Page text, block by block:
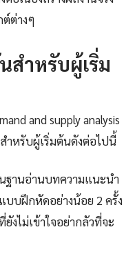
ต่างๆ
สำหรับผู้เริ่ม
and supply analysis
หรับผู้เริ่มต้นดังต่อไปนี้
ฐานอ่านบทความแนะนำ
บบฝึกหัดอย่างน้อย 2 ครั้ง
งไม่เข้าใจอย่ากลัวที่จะ